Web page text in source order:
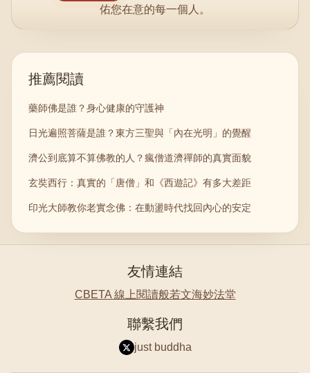
佑您在意的每一個人。
推薦閱讀
藥師佛是誰？身心健康的守護神
日光遍照菩薩是誰？東方三聖與「內在光明」的覺醒
濟公到底算不算佛教的人？瘋僧道濟禪師的真實面貌
玄奘西行：真實的「唐僧」和《西遊記》有多大差距
印光大師教你老實念佛：在動盪時代找回內心的安定
友情連結
CBETA 線上閱讀般若文海妙法堂
聯繫我們
just buddha